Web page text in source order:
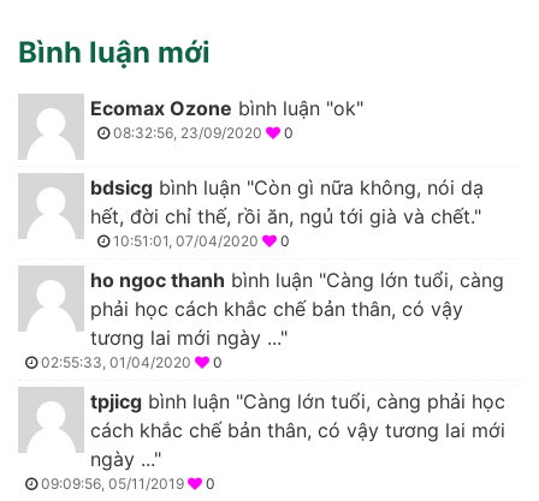
Bình luận mới
Ecomax Ozone bình luận "ok"
08:32:56, 23/09/2020 0
bdsicg bình luận "Còn gì nữa không, nói dạ
hết, đời chỉ thế, rồi ăn, ngủ tới già và chết."
10:51:01, 07/04/2020 0
ho ngoc thanh bình luận "Càng lớn tuổi, càng
phải học cách khắc chế bản thân, có vậy
tương lai mới ngày ..."
02:55:33, 01/04/2020 0
tpjicg bình luận "Càng lớn tuổi, càng phải học
cách khắc chế bản thân, có vậy tương lai mới
ngày ..."
09:09:56, 05/11/2019 0